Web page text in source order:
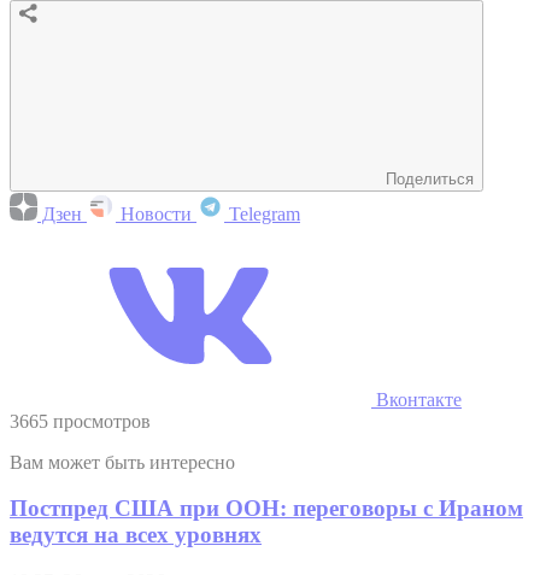
Поделиться
Дзен Новости Telegram
Вконтакте
3665 просмотров
Вам может быть интересно
Постпред США при ООН: переговоры с Ираном
ведутся на всех уровнях